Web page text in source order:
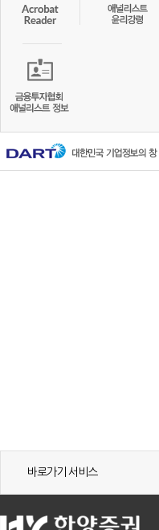
바로가기 서비스